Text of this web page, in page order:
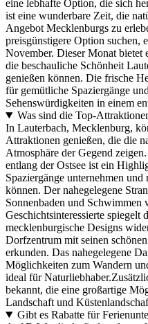
eine lebhafte Option, die sich
ist eine wunderbare Zeit, die
Angebot Mecklenburgs zu
preisgünstigere Option suchen,
November. Dieser Monat bietet
die beschauliche Schönheit
genießen können. Die frische
für gemütliche Spaziergänge
Sehenswürdigkeiten in einem
Was sind die Top-
In Lauterbach, Mecklenburg,
Attraktionen genießen, die die
Atmosphäre der Gegend
entlang der Ostsee ist ein
Spaziergänge unternehmen
können. Der nahegelegene
Sonnenbaden und Schwimmen
Geschichtsinteressierte
mecklenburgische Designs
Dorfzentrum mit seinen
erkunden. Das nahegelegene
Möglichkeiten zum Wandern
ideal für
bekannt, die eine großartige
Landschaft und
Gibt es Rabatte für